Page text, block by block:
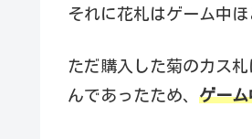
それに花札はゲーム中
ただ購入した菊のカス
んであったため、 ゲーム